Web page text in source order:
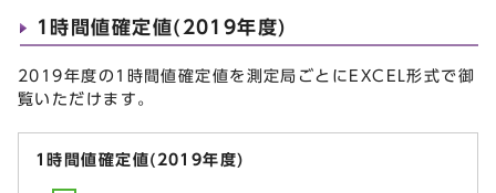
1時間値確定値(2019年度)
2019年度の1時間値確定値を測定局ごとにEXCEL形式で御
覧いただけます。
1時間値確定値(2019年度)